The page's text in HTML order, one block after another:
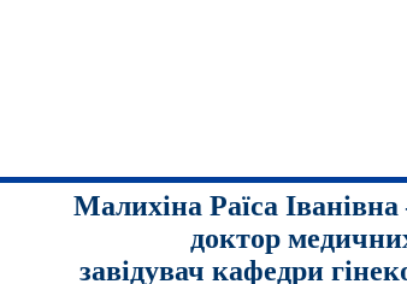
Малихіна Раїса
доктор
завідувач кафедри